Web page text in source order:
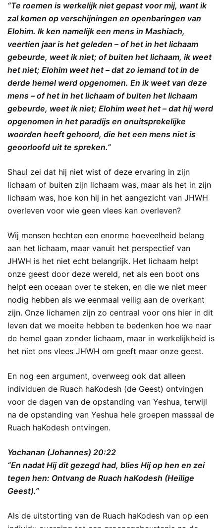
“Te roemen is werkelijk niet gepast voor mij, want ik
zal komen op verschijningen en openbaringen van
Elohim. Ik ken namelijk een mens in Mashiach,
veertien jaar is het geleden – of het in het lichaam
gebeurde, weet ik niet; of buiten het lichaam, ik weet
het niet; Elohim weet het – dat zo iemand tot in de
derde hemel werd opgenomen. En ik weet van deze
mens – of het in het lichaam of buiten het lichaam
gebeurde, weet ik niet; Elohim weet het – dat hij werd
opgenomen in het paradijs en onuitsprekelijke
woorden heeft gehoord, die het een mens niet is
geoorloofd uit te spreken.”
Shaul zei dat hij niet wist of deze ervaring in zijn
lichaam of buiten zijn lichaam was, maar als het in zijn
lichaam was, hoe kon hij in het aangezicht van JHWH
overleven voor wie geen vlees kan overleven?
Wij mensen hechten een enorme hoeveelheid belang
aan het lichaam, maar vanuit het perspectief van
JHWH is het niet echt belangrijk. Het lichaam helpt
onze geest door deze wereld, net als een boot ons
helpt een oceaan over te steken, en die we niet meer
nodig hebben als we eenmaal veilig aan de overkant
zijn. Onze lichamen zijn zo centraal voor ons hier in dit
leven dat we moeite hebben te bedenken hoe we naar
de hemel gaan zonder lichaam, maar in werkelijkheid is
het niet ons vlees JHWH om geeft maar onze geest.
En nog een argument, overweeg ook dat alleen
individuen de Ruach haKodesh (de Geest) ontvingen
voor de dagen van de opstanding van Yeshua, terwijl
na de opstanding van Yeshua hele groepen massaal de
Ruach haKodesh ontvingen.
Yochanan (Johannes) 20:22
“En nadat Hij dit gezegd had, blies Hij op hen en zei
tegen hen: Ontvang de Ruach haKodesh (Heilige
Geest).”
Als de uitstorting van de Ruach haKodesh van op een